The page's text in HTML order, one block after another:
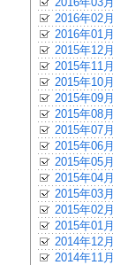
2016年02月
2016年01月
2015年12月
2015年11月
2015年10月
2015年09月
2015年08月
2015年07月
2015年06月
2015年05月
2015年04月
2015年03月
2015年02月
2015年01月
2014年12月
2014年11月